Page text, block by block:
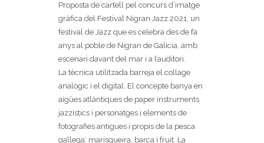
Proposta de cartell pel concurs d’imatge
gràfica del Festival Nigran Jazz 2021, un
festival de Jazz que es celebra des de fa
anys al poble de Nigran de Galícia, amb
escenari davant del mar i a l’auditori.
La tècnica utilitzada barreja el collage
analògic i el digital. El concepte banya en
aigües atlàntiques de paper instruments
jazzistics i personatges i elements de
fotografies antigues i propis de la pesca
gallega: marisqueira, barca i fruit. La